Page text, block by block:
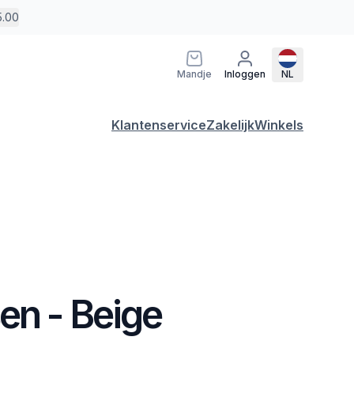
Mandje Inloggen NL
KlantenserviceZakelijkWinkels
- Beige